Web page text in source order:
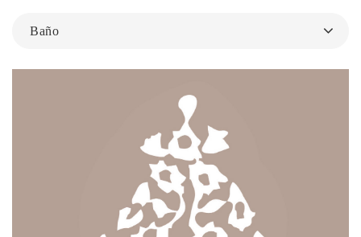
Baño